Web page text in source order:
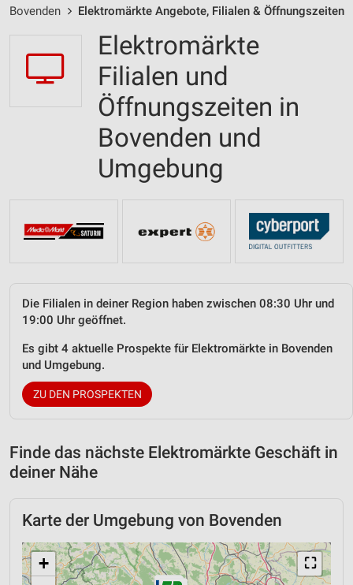
Bovenden Elektromärkte Angebote, Filialen & Öffnungszeiten
Elektromärkte
Filialen und
Öffnungszeiten in
Bovenden und
Umgebung
Die Filialen in deiner Region haben zwischen 08:30 Uhr und
19:00 Uhr geöffnet.
Es gibt 4 aktuelle Prospekte für Elektromärkte in Bovenden
und Umgebung.
ZU DEN PROSPEKTEN
Finde das nächste Elektromärkte Geschäft in
deiner Nähe
Karte der Umgebung von Bovenden
⛶
+